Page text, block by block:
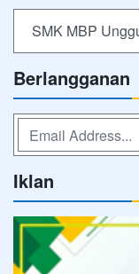
SMK MBP
Berlangganan
Iklan